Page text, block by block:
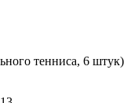
тенниса, 6 штук)